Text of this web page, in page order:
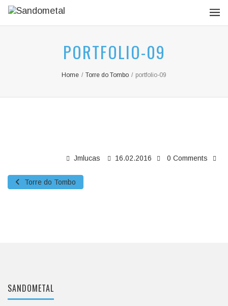
PORTFOLIO-09
Home / Torre do Tombo / portfolio-09
Jmlucas 16.02.2016 0 Comments
Torre do Tombo
SANDOMETAL